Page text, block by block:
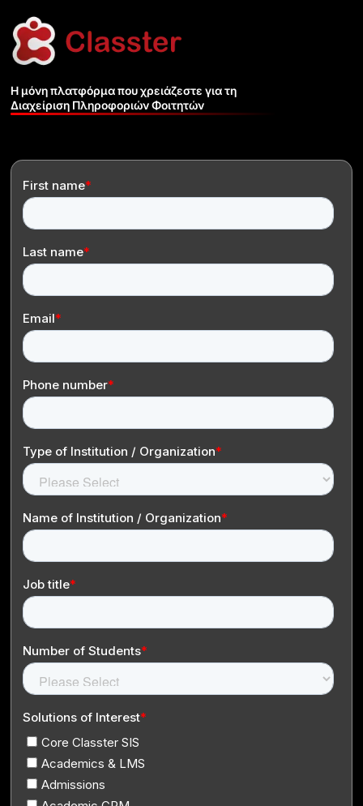
Η μόνη πλατφόρμα που χρειάζεστε για τη
Διαχείριση Πληροφοριών Φοιτητών